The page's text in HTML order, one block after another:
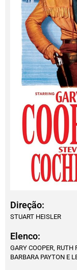
Direção:
STUART HEISLER
Elenco:
GARY COOPER, RUTH
BARBARA PAYTON E